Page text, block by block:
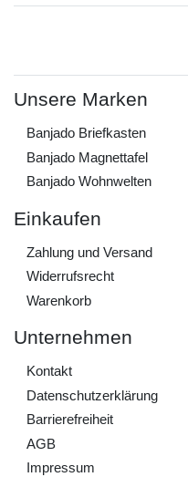
Unsere Marken
Banjado Briefkasten
Banjado Magnettafel
Banjado Wohnwelten
Einkaufen
Zahlung und Versand
Widerrufs­recht
Warenkorb
Unternehmen
Kontakt
Daten­schutz­erklärung
Barrierefreiheit
AGB
Impressum